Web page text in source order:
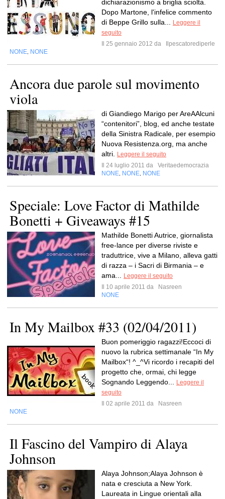
dichiarazionismo a briglia sciolta.
Dopo Martone, l'infelice commento
di Beppe Grillo sulla...
Leggere il
seguito
Il 25 gennaio 2012 da
Ilpescatorediperle
NONE NONE
Ancora due parole sul movimento
viola
di Giandiego Marigo per AreAAlcuni
“contenitori”, blog, ed anche testate
della Sinistra Radicale, per esempio
Nuova Resistenza.org, ma anche
altri.
Leggere il seguito
Il 24 luglio 2011 da
Veritaedemocrazia
NONE NONE NONE
Speciale: Love Factor di Mathilde
Bonetti + Giveaways #15
Mathilde Bonetti Autrice, giornalista
free-lance per diverse riviste e
traduttrice, vive a Milano, alleva gatti
di razza – i Sacri di Birmania – e
ama...
Leggere il seguito
Il 10 aprile 2011 da
Nasreen
NONE
In My Mailbox #33 (02/04/2011)
Buon pomeriggio ragazzi!Eccoci di
nuovo la rubrica settimanale “In My
Mailbox“! ^_^Vi ricordo i recapiti del
progetto che, ormai, chi legge
Sognando Leggendo...
Leggere il
seguito
Il 02 aprile 2011 da
Nasreen
NONE
Il Fascino del Vampiro di Alaya
Johnson
Alaya Johnson;Alaya Johnson è
nata e cresciuta a New York.
Laureata in Lingue orientali alla